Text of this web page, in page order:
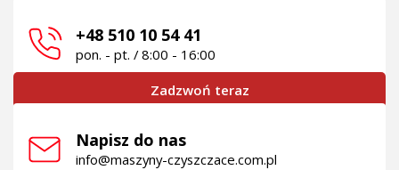
+48 510 10 54 41
pon. - pt. / 8:00 - 16:00
Zadzwoń teraz
Napisz do nas
info@maszyny-czyszczace.com.pl